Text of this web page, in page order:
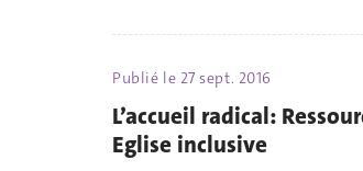
Publié le 27 sept. 2016
L’accueil radical:
Eglise inclusive